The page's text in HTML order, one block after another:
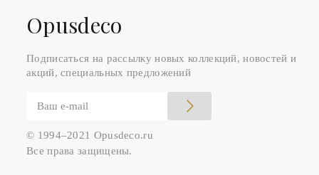
Оpusdeco
Подписаться на рассылку новых коллекций, новостей и
акций, специальных предложений
© 1994–2021 Opusdeco.ru
Все права защищены.